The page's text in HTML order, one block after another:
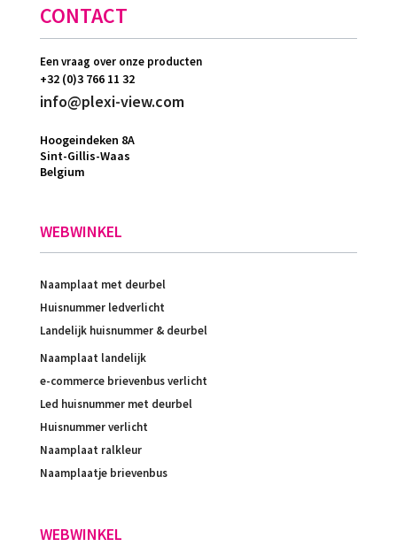
CONTACT
Een vraag over onze producten
+32 (0)3 766 11 32
info@plexi-view.com
Hoogeindeken 8A
Sint-Gillis-Waas
Belgium
WEBWINKEL
Naamplaat met deurbel
Huisnummer ledverlicht
Landelijk huisnummer & deurbel
Naamplaat landelijk
e-commerce brievenbus verlicht
Led huisnummer met deurbel
Huisnummer verlicht
Naamplaat ralkleur
Naamplaatje brievenbus
WEBWINKEL